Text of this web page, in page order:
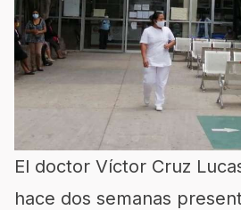
El doctor Víctor Cruz
hace dos semanas